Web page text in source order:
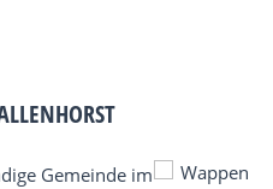
Gemeinde im